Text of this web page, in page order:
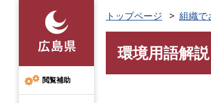
先
頭
で
閲覧補助
トップページ 組織で
環境用語解